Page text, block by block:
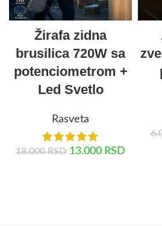
Žirafa zidna
brusilica 720W sa
potenciometrom +
Led Svetlo
Rasveta
18.000RSD 13.000 RSD